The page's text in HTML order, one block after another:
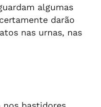
algumas
darão
nas urnas, nas